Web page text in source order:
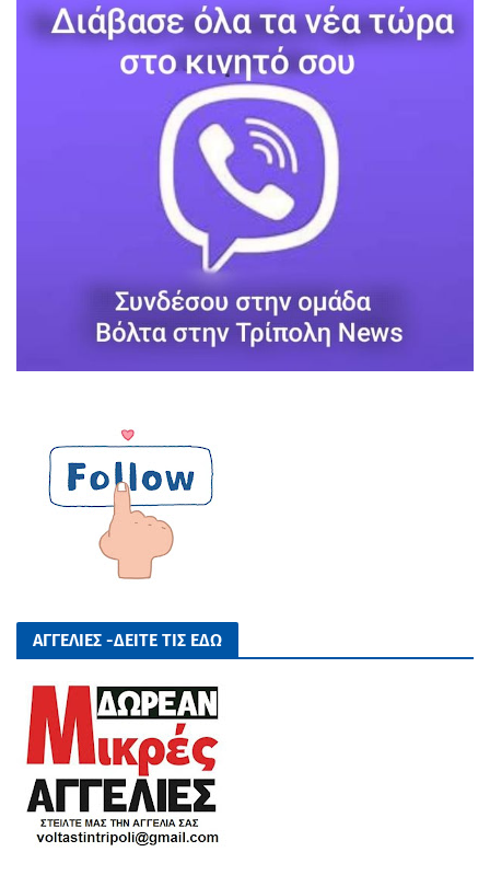
ΑΓΓΕΛΙΕΣ -ΔΕΙΤΕ ΤΙΣ ΕΔΩ